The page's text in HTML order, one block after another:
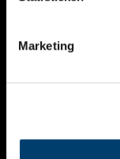
Marketing
VIDEO’S
CONTACT